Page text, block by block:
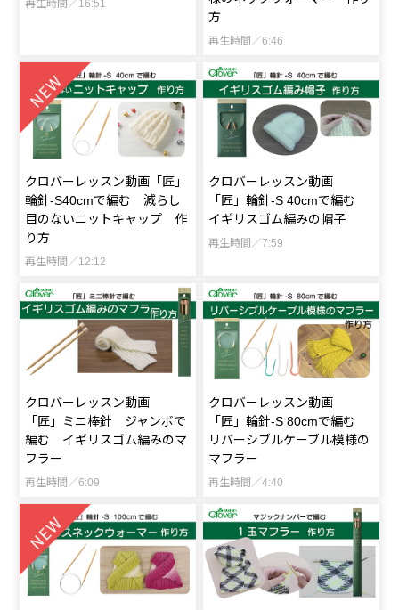
再生時間／16:51
方
再生時間／6:46
クロバーレッスン動画「匠」
輪針-S40cmで編む 減らし
目のないニットキャップ 作
り方
再生時間／12:12
クロバーレッスン動画
「匠」輪針-S 40cmで編む
イギリスゴム編みの帽子
再生時間／7:59
クロバーレッスン動画
「匠」ミニ棒針 ジャンボで
編む イギリスゴム編みのマ
フラー
再生時間／6:09
クロバーレッスン動画
「匠」輪針-S 80cmで編む
リバーシブルケーブル模様の
マフラー
再生時間／4:40